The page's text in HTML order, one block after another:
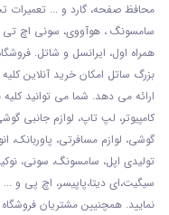
محافظ صفحه، گارد و ...
سامسونگ ، هوآووی، سونی اچ تی
همراه اول، ایرانسل و شاتل.
بزرگ ساتل امکان خرید آنلاین
ارائه می دهد. شما می توانید کلیه
کامپیوتر، لپ تاپ، لوازم جانبی
گوشی، لوازم مسافرتی، پاوربانک،
تولیدی اپل، سامسونگ، سونی،
سیگیت،ای دیتا،پاپیسر، اچ پی و
نمایید. همچنیین مشتریان